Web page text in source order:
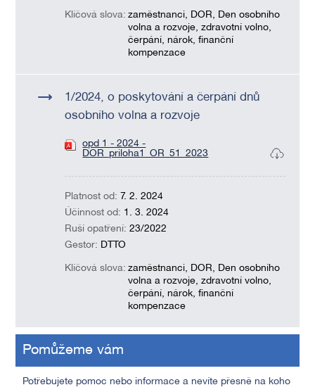
Klíčová slova: zaměstnanci, DOR, Den osobního
volna a rozvoje, zdravotní volno,
čerpání, nárok, finanční
kompenzace
1/2024, o poskytování a čerpání dnů
osobního volna a rozvoje
opd 1 - 2024 -
DOR_priloha1_OR_51_2023
Platnost od: 7. 2. 2024
Účinnost od: 1. 3. 2024
Ruší opatření:23/2022
Gestor: DTTO
Klíčová slova: zaměstnanci, DOR, Den osobního
volna a rozvoje, zdravotní volno,
čerpání, nárok, finanční
kompenzace
Pomůžeme vám
Potřebujete pomoc nebo informace a nevíte přesně na koho